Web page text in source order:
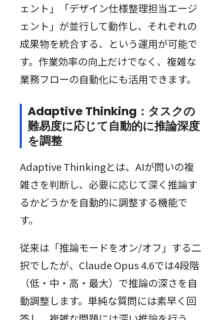
ェント」「デザイン仕様整理担当エージ
ェント」が並行して動作し、それぞれの
成果物を統合する、という運用が可能で
す。作業効率の向上だけでなく、複雑な
業務フローの自動化にも活用できます。
Adaptive Thinking：タスクの
難易度に応じて自動的に推論深度
を調整
Adaptive Thinkingとは、AIが問いの複
雑さを判断し、必要に応じて深く推論す
るかどうかを自動的に調整する機能で
す。
従来は「推論モードをオン/オフ」する二
択でしたが、Claude Opus 4.6では4段階
（低・中・高・最大）で推論の深さを自
動調整します。単純な質問には素早く回